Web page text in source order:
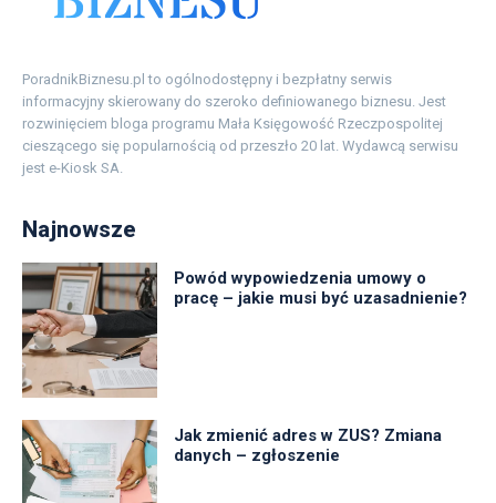
PoradnikBiznesu.pl to ogólnodostępny i bezpłatny serwis
informacyjny skierowany do szeroko definiowanego biznesu. Jest
rozwinięciem bloga programu Mała Księgowość Rzeczpospolitej
cieszącego się popularnością od przeszło 20 lat. Wydawcą serwisu
jest e-Kiosk SA.
Najnowsze
Powód wypowiedzenia umowy o
pracę – jakie musi być uzasadnienie?
Jak zmienić adres w ZUS? Zmiana
danych – zgłoszenie